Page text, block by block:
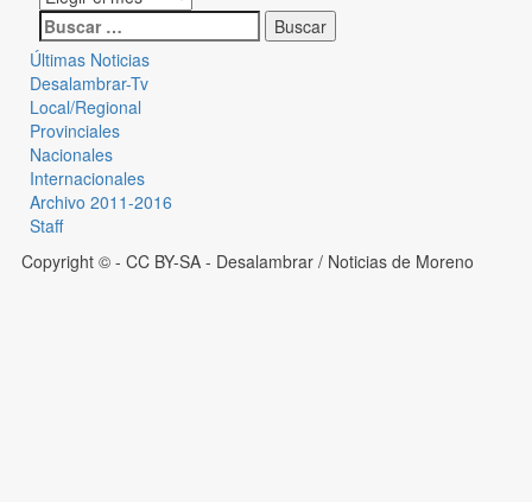
Últimas Noticias
Desalambrar-Tv
Local/Regional
Provinciales
Nacionales
Internacionales
Archivo 2011-2016
Staff
Copyright © - CC BY-SA - Desalambrar / Noticias de Moreno